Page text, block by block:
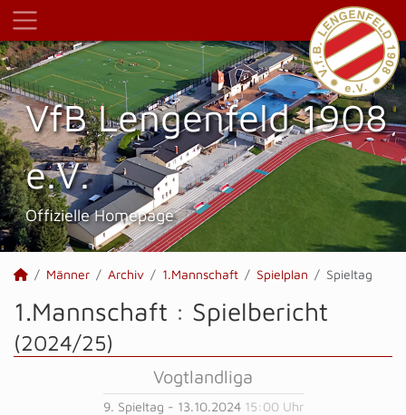
VfB Lengenfeld 1908
e.V.
Offizielle Homepage
Männer Archiv 1.Mannschaft Spielplan Spieltag
1.Mannschaft : Spielbericht
(2024/25)
Vogtlandliga
9. Spieltag - 13.10.2024 15:00 Uhr